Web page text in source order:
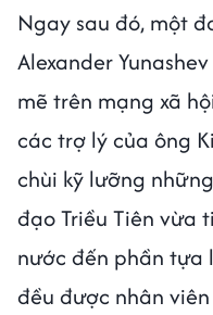
Ngay sau đó, một
Alexander
mẽ trên mạng xã
các trợ lý của ông
chùi kỹ lưỡng
đạo Triều Tiên vừa
nước đến phần tựa
đều được nhân